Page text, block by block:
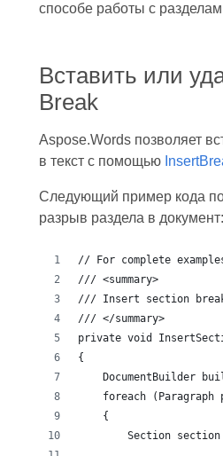
способе работы с
Вставить или
Break
Aspose.Words позволяет
в текст с помощью
Следующий пример кода
разрыв раздела в документ:
/// <summary>
/// </summary>